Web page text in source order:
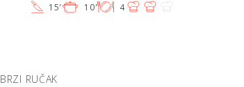
15' 10' 4
BRZI RUČAK